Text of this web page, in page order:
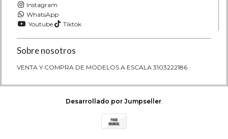
Instagram
WhatsApp
Youtube
Tiktok
Sobre nosotros
VENTA Y COMPRA DE MODELOS A ESCALA 3103222186
Desarrollado por Jumpseller.